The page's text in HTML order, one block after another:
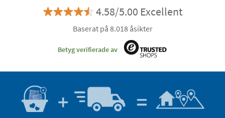
4.58/5.00 Excellent
Baserat på 8.018 åsikter
Betyg verifierade av